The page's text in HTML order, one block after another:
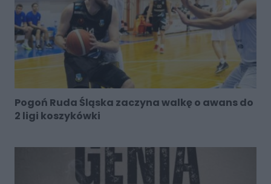
Pogoń Ruda Śląska zaczyna walkę o awans do
2 ligi koszykówki